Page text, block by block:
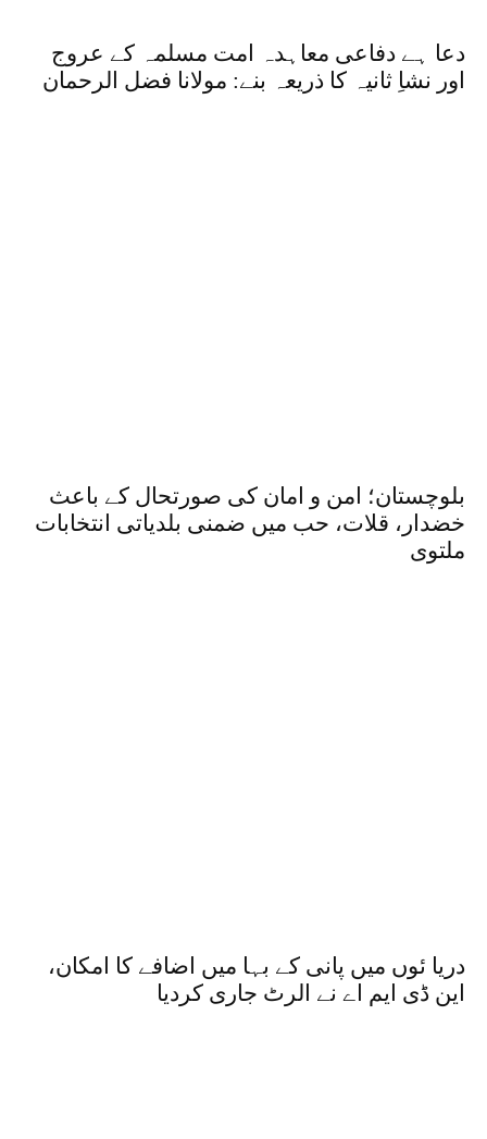
دعا ہے دفاعی معاہدہ امت مسلمہ کے عروج
اور نشاِ ثانیہ کا ذریعہ بنے: مولانا فضل الرحمان
بلوچستان؛ امن و امان کی صورتحال کے باعث
خضدار، قلات، حب میں ضمنی بلدیاتی انتخابات
ملتوی
دریا ئوں میں پانی کے بہا میں اضافے کا امکان،
این ڈی ایم اے نے الرٹ جاری کردیا